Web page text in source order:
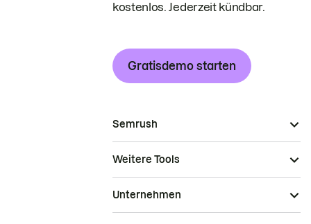
kostenlos. Jederzeit kündbar.
Gratisdemo starten
Semrush
Weitere Tools
Unternehmen